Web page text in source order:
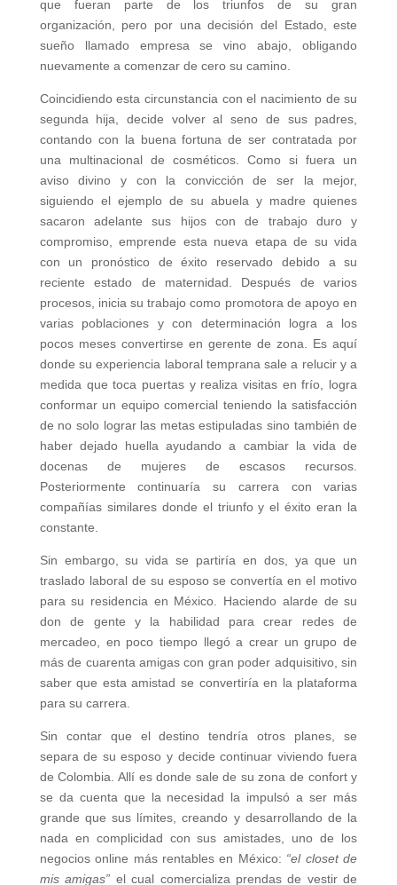
que fueran parte de los triunfos de su gran
organización, pero por una decisión del Estado, este
sueño llamado empresa se vino abajo, obligando
nuevamente a comenzar de cero su camino.
Coincidiendo esta circunstancia con el nacimiento de su
segunda hija, decide volver al seno de sus padres,
contando con la buena fortuna de ser contratada por
una multinacional de cosméticos. Como si fuera un
aviso divino y con la convicción de ser la mejor,
siguiendo el ejemplo de su abuela y madre quienes
sacaron adelante sus hijos con de trabajo duro y
compromiso, emprende esta nueva etapa de su vida
con un pronóstico de éxito reservado debido a su
reciente estado de maternidad. Después de varios
procesos, inicia su trabajo como promotora de apoyo en
varias poblaciones y con determinación logra a los
pocos meses convertirse en gerente de zona. Es aquí
donde su experiencia laboral temprana sale a relucir y a
medida que toca puertas y realiza visitas en frío, logra
conformar un equipo comercial teniendo la satisfacción
de no solo lograr las metas estipuladas sino también de
haber dejado huella ayudando a cambiar la vida de
docenas de mujeres de escasos recursos.
Posteriormente continuaría su carrera con varias
compañías similares donde el triunfo y el éxito eran la
constante.
Sin embargo, su vida se partiría en dos, ya que un
traslado laboral de su esposo se convertía en el motivo
para su residencia en México. Haciendo alarde de su
don de gente y la habilidad para crear redes de
mercadeo, en poco tiempo llegó a crear un grupo de
más de cuarenta amigas con gran poder adquisitivo, sin
saber que esta amistad se convertiría en la plataforma
para su carrera.
Sin contar que el destino tendría otros planes, se
separa de su esposo y decide continuar viviendo fuera
de Colombia. Allí es donde sale de su zona de confort y
se da cuenta que la necesidad la impulsó a ser más
grande que sus límites, creando y desarrollando de la
nada en complicidad con sus amistades, uno de los
negocios online más rentables en México: “el closet de
mis amigas” el cual comercializa prendas de vestir de